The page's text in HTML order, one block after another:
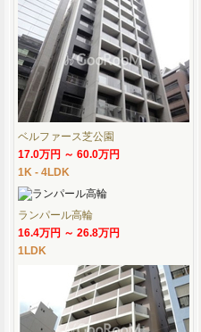
ベルファース芝公園
17.0万円 ～ 60.0万円
1K - 4LDK
ランパール高輪
16.4万円 ～ 26.8万円
1LDK